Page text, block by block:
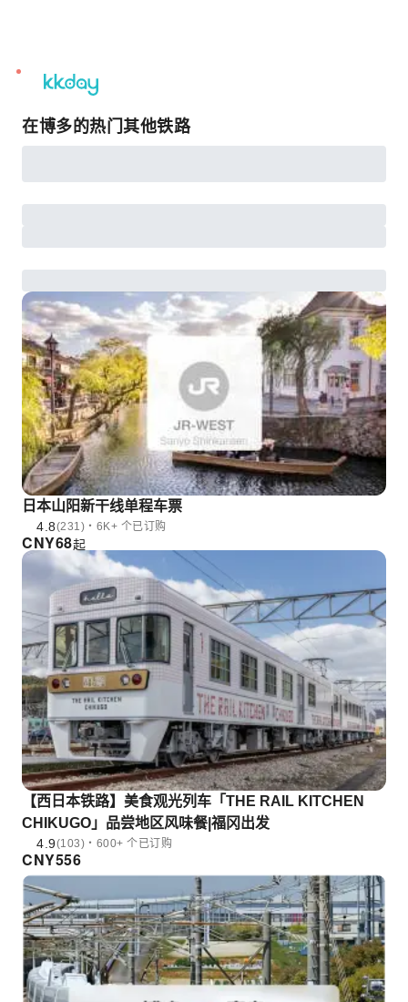
unread
notifications
在博多的热门其他铁路
日本山阳新干线单程车票
4.8(231)・6K+ 个已订购
CNY68起
【西日本铁路】美食观光列车「THE RAIL KITCHEN
CHIKUGO」品尝地区风味餐|福冈出发
4.9(103)・600+ 个已订购
CNY556